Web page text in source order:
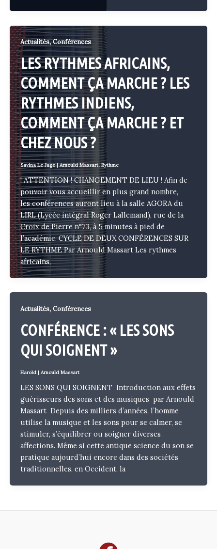
Actualités,Conférences
LES RYTHMES AFRICAINS,
COMMENT ÇA MARCHE ? LES
RYTHMES INDIENS,
COMMENT ÇA MARCHE ? ET
CHEZ NOUS ?
Savina Le Juge|Arnould Massart,Rythme
! ATTENTION ! CHANGEMENT DE LIEU ! Afin de
pouvoir vous accueillir en plus grand nombre,
les conférences auront lieu à la salle AGORA du
LIRL (Lycée intégral Roger Lallemand), rue de la
Croix de Pierre n°73, à 5 minutes à pied de
l’académie. CYCLE DE DEUX CONFÉRENCES SUR
LE RYTHME Par Arnould Massart Les rythmes
africains,
Actualités, Conférences
CONFÉRENCE : « LES SONS
QUI SOIGNENT »
Harold | Arnould Massart
LES SONS QUI SOIGNENT Introduction aux effets
guérisseurs des sons et des musiques par Arnould
Massart Depuis des milliers d’années, l’homme
utilise la musique et les sons pour se calmer, se
stimuler, s’équilibrer ou soigner diverses
affections. Même si cette antique science du son se
pratique aujourd’hui encore dans des sociétés
traditionnelles, en Occident, la